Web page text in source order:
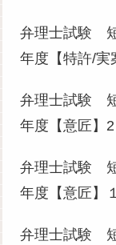
弁理士試験
年度【特許/実
弁理士試験
年度【意匠】2
弁理士試験
年度【意匠】１
弁理士試験